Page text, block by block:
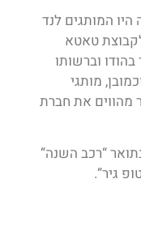
היו המותגים לנד
טאטא
וברשותו
מותגי
מהווים את חברת
“רכב השנה”
גיר”.